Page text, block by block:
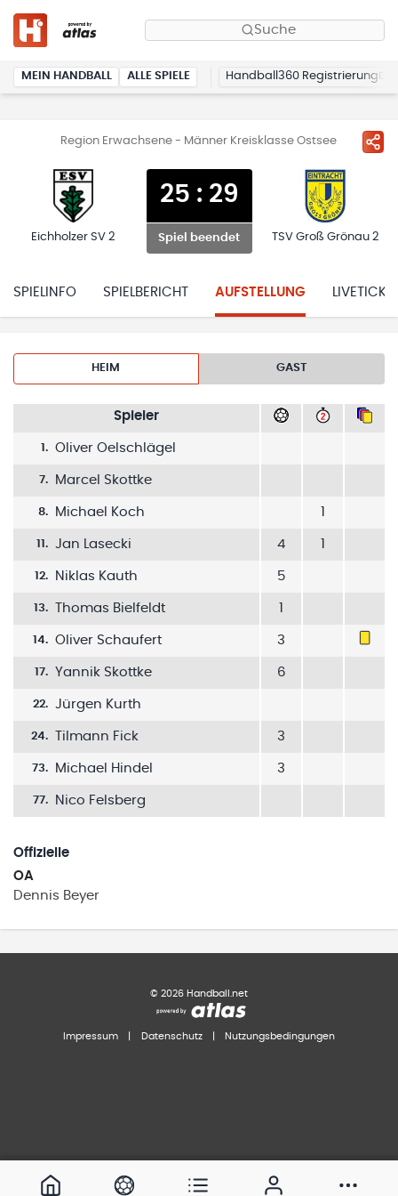
Suche
MEIN HANDBALL ALLE SPIELE Handball360 Registrierung
Region Erwachsene - Männer Kreisklasse Ostsee
Eichholzer SV 2
25 : 29
Spiel beendet TSV Groß Grönau 2
SPIELINFO SPIELBERICHT AUFSTELLUNG
HEIM GAST
Spieler
1. Oliver Oelschlägel
7. Marcel Skottke
8. Michael Koch
11. Jan Lasecki 4
12. Niklas Kauth 5
13. Thomas Bielfeldt
14. Oliver Schaufert 3
17. Yannik Skottke 6
22. Jürgen Kurth
24. Tilmann Fick 3
73. Michael Hindel 3
77. Nico Felsberg
Offizielle
OA
Dennis Beyer
© 2026 Handball.net
Impressum Datenschutz Nutzungsbedingungen